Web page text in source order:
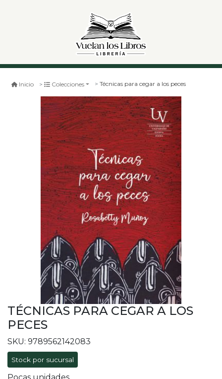
Inicio Colecciones Técnicas para cegar a los peces
TÉCNICAS PARA CEGAR A LOS
PECES
SKU: 9789562142083
Stock por sucursal